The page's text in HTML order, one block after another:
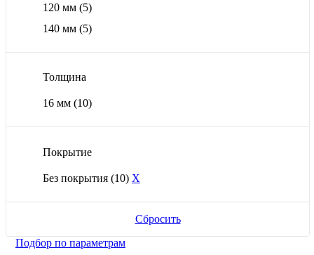
120 мм (5)
140 мм (5)
Толщина
16 мм (10)
Покрытие
Без покрытия (10) X
Сбросить
Подбор по параметрам